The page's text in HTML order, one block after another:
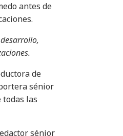
antes de
de
sénior
todas las
sénior